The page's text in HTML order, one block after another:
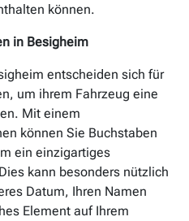
können.
in Besigheim
entscheiden sich für
um ihrem Fahrzeug eine
Mit einem
können Sie Buchstaben
ein einzigartiges
kann besonders nützlich
Datum, Ihren Namen
Element auf Ihrem